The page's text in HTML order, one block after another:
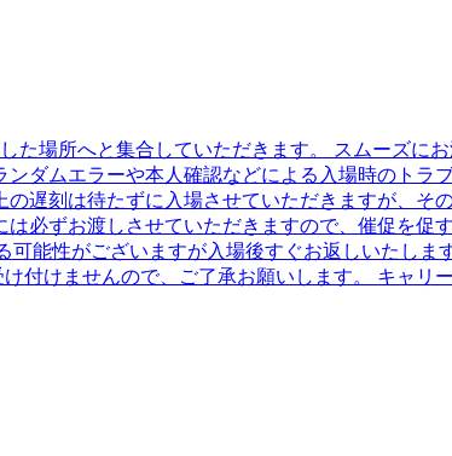
た場所へと集合していただきます。 スムーズに
ダムエラーや本人確認などによる入場時のトラ
遅刻は待たずに入場させていただきますが、そ
必ずお渡しさせていただきますので、催促を促
能性がございますが入場後すぐお返しいたしま
付けませんので、ご了承お願いします。 キャリ